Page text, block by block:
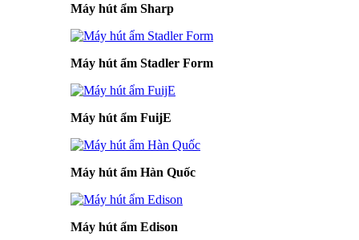
Máy hút ẩm Sharp
Máy hút ẩm Stadler Form
Máy hút ẩm FuijE
Máy hút ẩm Hàn Quốc
Máy hút ẩm Edison